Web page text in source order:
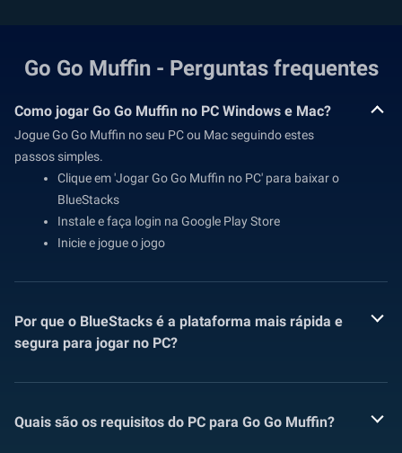
Go Go Muffin - Perguntas frequentes
Como jogar Go Go Muffin no PC Windows e Mac?
Jogue Go Go Muffin no seu PC ou Mac seguindo estes
passos simples.
Clique em 'Jogar Go Go Muffin no PC' para baixar o
BlueStacks
Instale e faça login na Google Play Store
Inicie e jogue o jogo
Por que o BlueStacks é a plataforma mais rápida e
segura para jogar no PC?
Quais são os requisitos do PC para Go Go Muffin?